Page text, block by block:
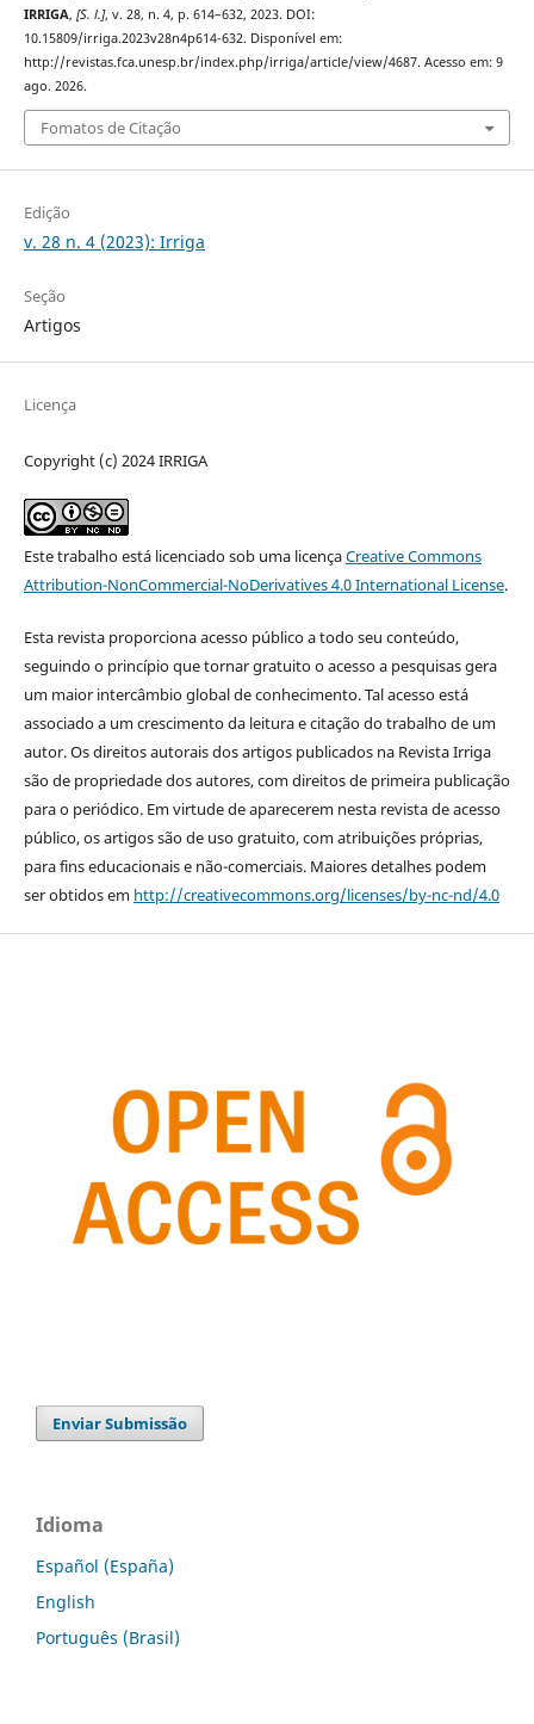
IRRIGA, [S. l.], v. 28, n. 4, p. 614–632, 2023. DOI:
10.15809/irriga.2023v28n4p614-632. Disponível em:
http://revistas.fca.unesp.br/index.php/irriga/article/view/4687. Acesso em: 9
ago. 2026.
Fomatos de Citação
Edição
v. 28 n. 4 (2023): Irriga
Seção
Artigos
Licença
Copyright (c) 2024 IRRIGA
Este trabalho está licenciado sob uma licençaCreative Commons
Attribution-NonCommercial-NoDerivatives 4.0 International License.
Esta revista proporciona acesso público a todo seu conteúdo,
seguindo o princípio que tornar gratuito o acesso a pesquisas gera
um maior intercâmbio global de conhecimento. Tal acesso está
associado a um crescimento da leitura e citação do trabalho de um
autor. Os direitos autorais dos artigos publicados na Revista Irriga
são de propriedade dos autores, com direitos de primeira publicação
para o periódico. Em virtude de aparecerem nesta revista de acesso
público, os artigos são de uso gratuito, com atribuições próprias,
para fins educacionais e não-comerciais. Maiores detalhes podem
ser obtidos em http://creativecommons.org/licenses/by-nc-nd/4.0
Enviar Submissão
Idioma
Español (España)
English
Português (Brasil)